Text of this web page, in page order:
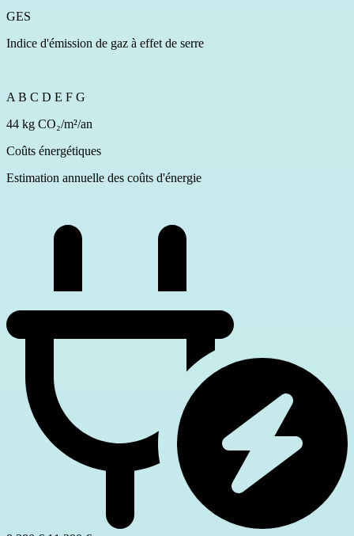
GES
Indice d'émission de gaz à effet de serre
A B C D E F G
44 kg CO₂/m²/an
Coûts énergétiques
Estimation annuelle des coûts d'énergie